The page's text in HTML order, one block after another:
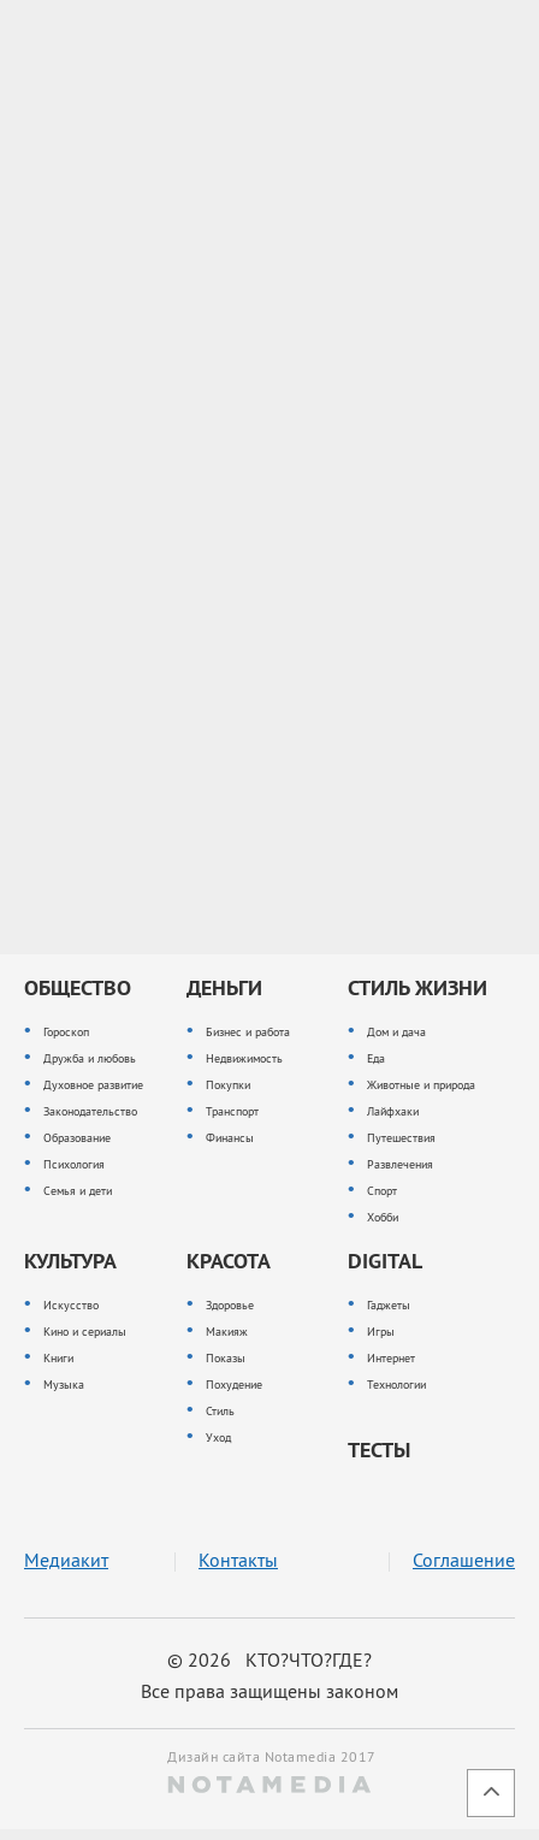
ОБЩЕСТВО
Гороскоп
Дружба и любовь
Духовное развитие
Законодательство
Образование
Психология
Семья и дети
ДЕНЬГИ
Бизнес и работа
Недвижимость
Покупки
Транспорт
Финансы
СТИЛЬ ЖИЗНИ
Дом и дача
Еда
Животные и природа
Лайфхаки
Путешествия
Развлечения
Спорт
Хобби
КУЛЬТУРА
Искусство
Кино и сериалы
Книги
Музыка
КРАСОТА
Здоровье
Макияж
Показы
Похудение
Стиль
Уход
DIGITAL
Гаджеты
Игры
Интернет
Технологии
ТЕСТЫ
© 2026 КТО?ЧТО?ГДЕ?
Все права защищены законом
Медиакит Контакты Соглашение
Дизайн сайта Notamedia 2017